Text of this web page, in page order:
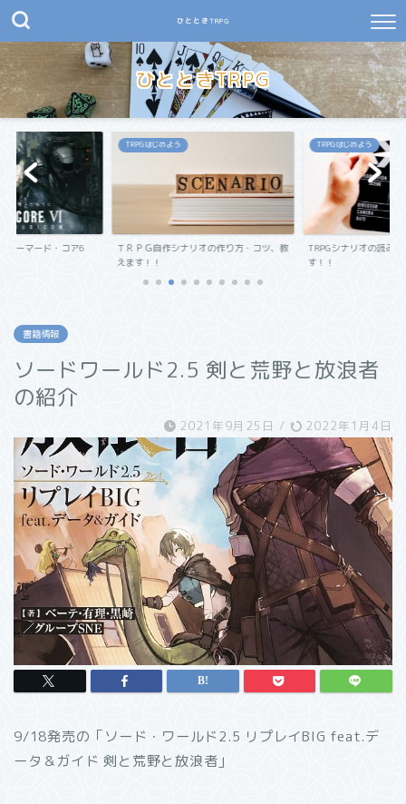
ひとときTRPG
ひとときTRPG
アーマード・コア6
TRPGはじめよう
ＴＲＰＧ自作シナリオの作り方・コツ、教
えます！！
TRPGはじめよう
TRPGシナリオの読み
す！！
書籍情報
ソードワールド2.5 剣と荒野と放浪者
の紹介
2021年9月25日 / 2022年1月4日
9/18発売の「ソード・ワールド2.5 リプレイBIG feat.デ
ータ＆ガイド 剣と荒野と放浪者」